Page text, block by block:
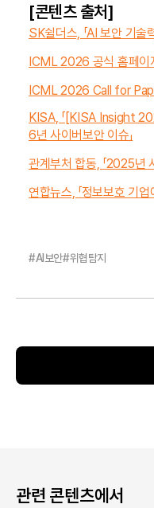
[콘텐츠 출처]
SK쉴더스, 「AI 보안 기술
ICML 2026 공식 홈페이
ICML 2026 Call for
KISA, 「[KISA Insight
6년 사이버보안 이슈」
관계부처 합동, 「2025년
연합뉴스, 「정보보호 기
#AI보안#위협탐지
관련 콘텐츠에서